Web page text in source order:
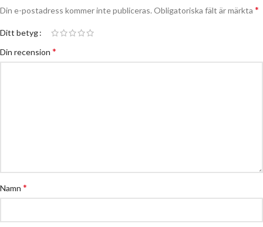
Din e-postadress kommer inte publiceras. Obligatoriska fält är märkta *
Ditt betyg
Din recension *
Namn *